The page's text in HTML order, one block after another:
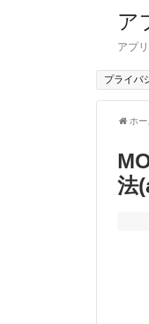
ア
アプ
プライバ
ホー
法